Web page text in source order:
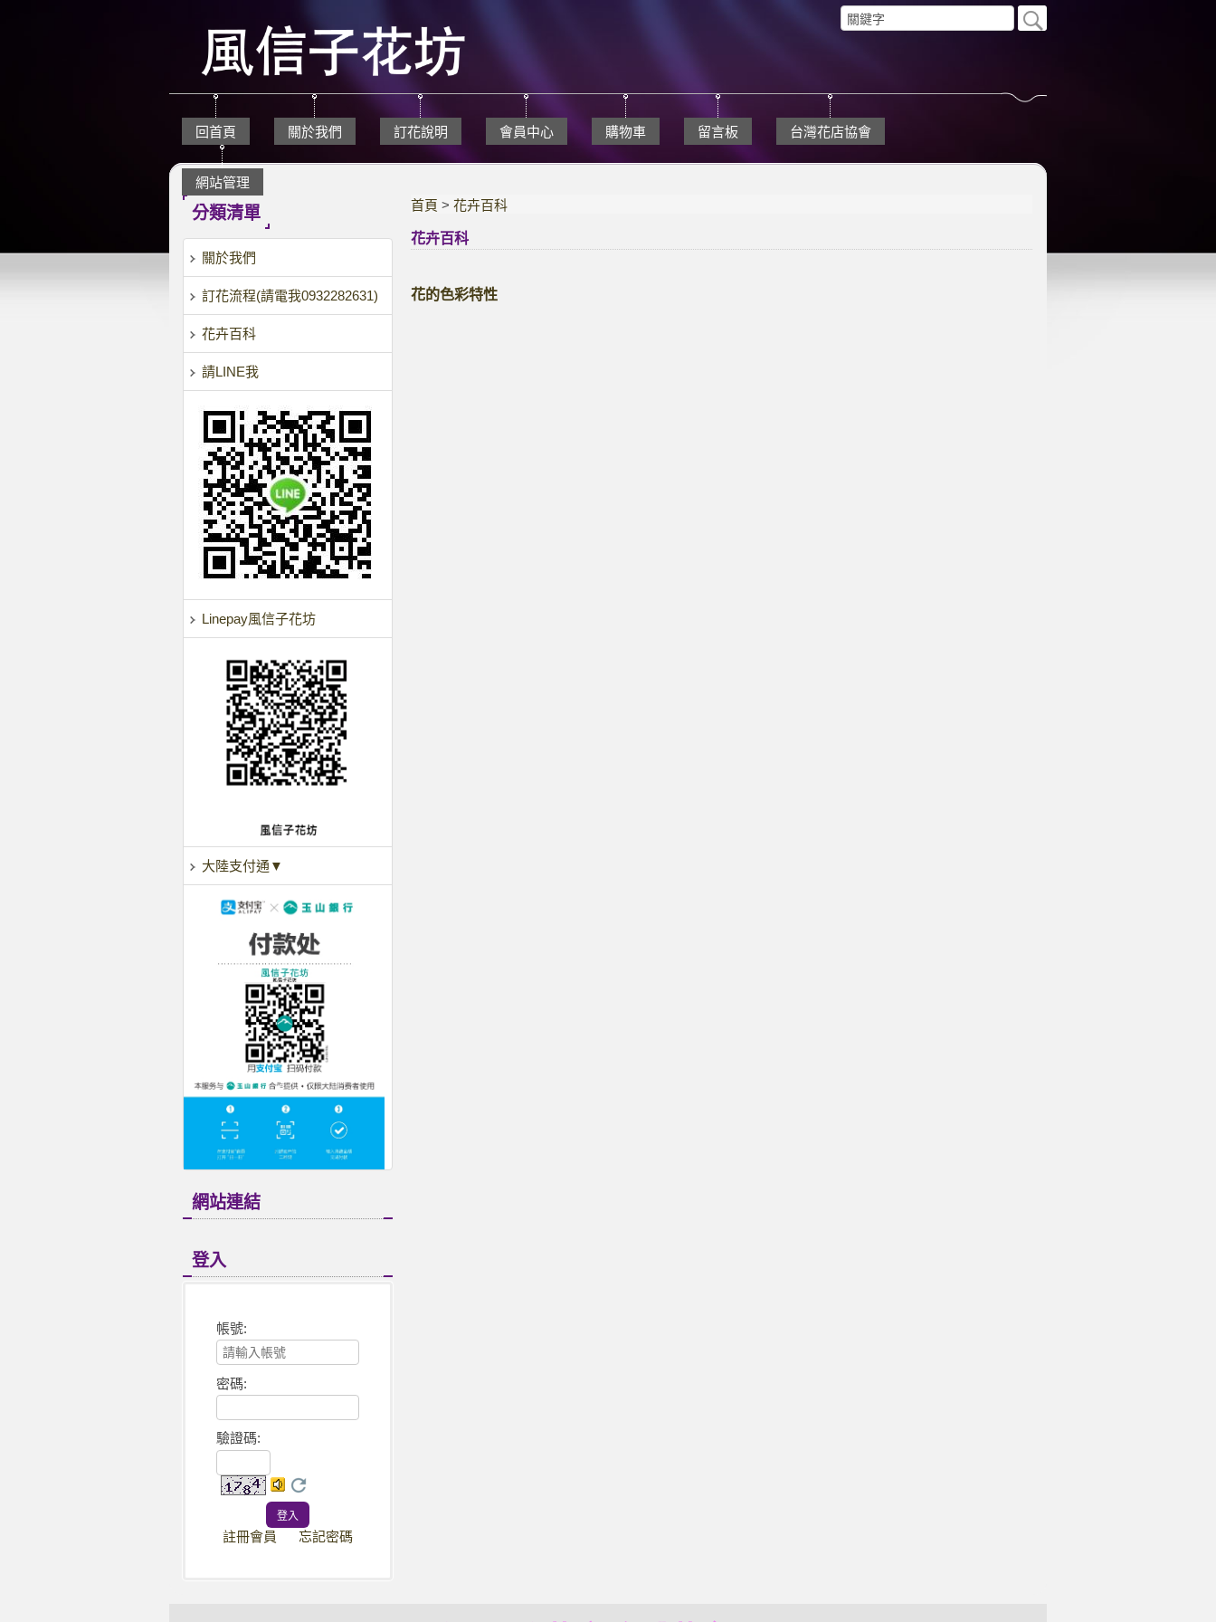
回首頁 關於我們 訂花說明 會員中心 購物車 留言板 台灣花店協會
網站管理
分類清單
關於我們
訂花流程(請電我0932282631)
花卉百科
請LINE我
Linepay風信子花坊
大陸支付通▼
網站連結
登入
帳號:
密碼:
驗證碼:
註冊會員 忘記密碼
首頁 >花卉百科
花卉百科
花的色彩特性